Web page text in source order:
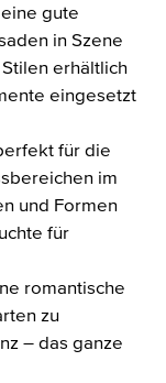
gute
in Szene
erhältlich
eingesetzt
für die
im
und Formen
für
romantische
zu
– das ganze